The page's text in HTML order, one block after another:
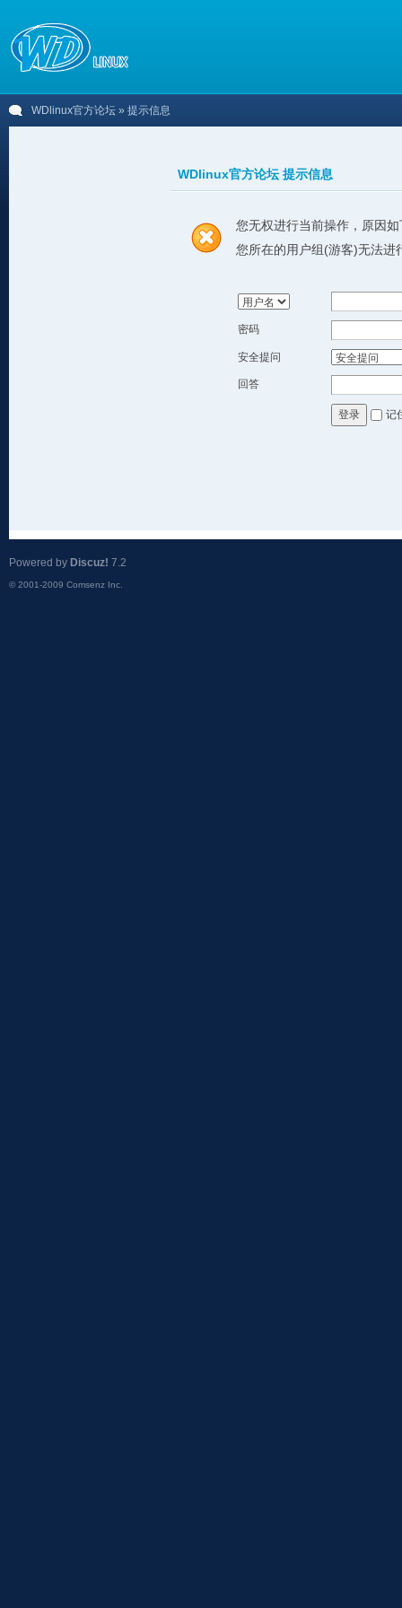
WDlinux官方论坛 » 提示信息
WDlinux官方论坛 提示信息
您无权进行当前操作，原因如
您所在的用户组(游客)无法进
密码
安全提问
回答
登录 记
Powered by Discuz! 7.2
© 2001-2009 Comsenz Inc.